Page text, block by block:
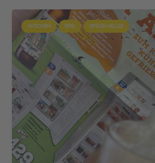
AKTIONEN EIFEL EIFELER HELLES